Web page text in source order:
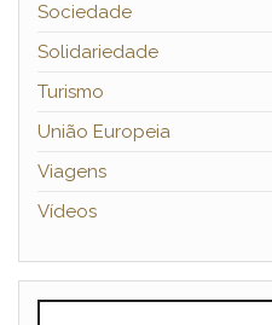
Sociedade
Solidariedade
Turismo
União Europeia
Viagens
Vídeos